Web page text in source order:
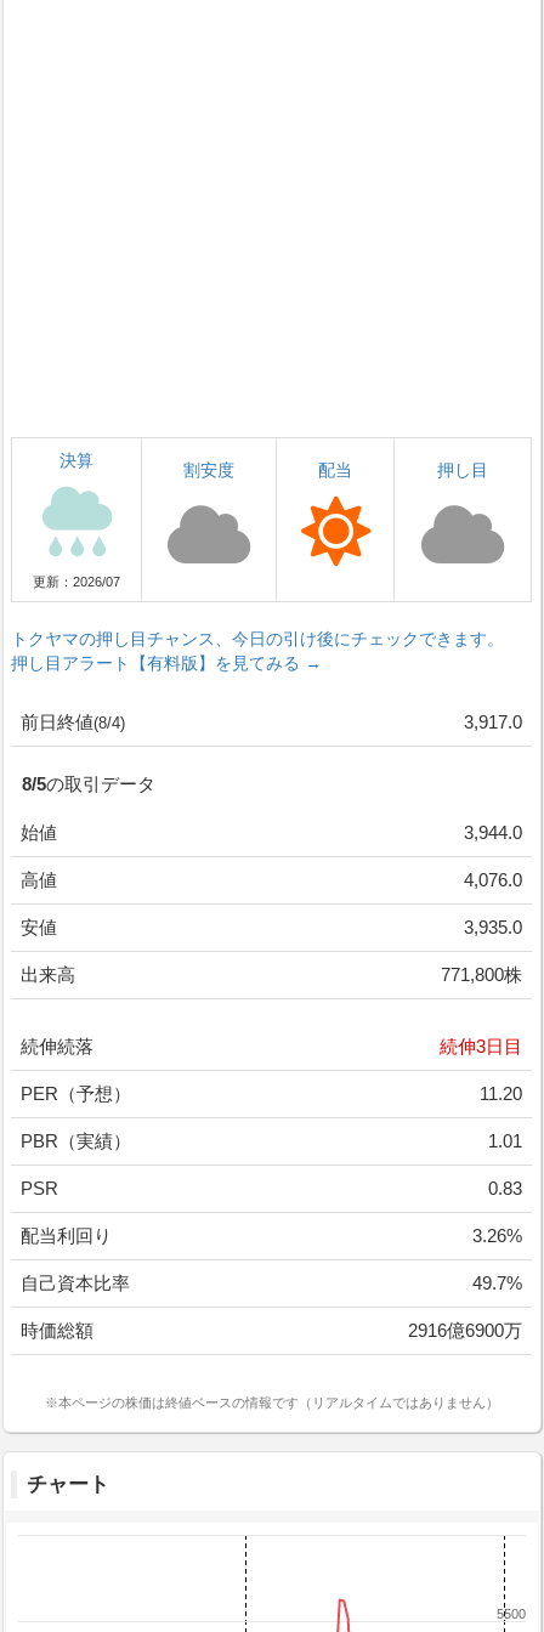
決算
更新：2026/07
割安度 配当 押し目
トクヤマの押し目チャンス、今日の引け後にチェックできます。
押し目アラート【有料版】を見てみる →
前日終値(8/4) 3,917.0
8/5の取引データ
始値 3,944.0
高値 4,076.0
安値 3,935.0
出来高 771,800株
続伸続落 続伸3日目
PER（予想） 11.20
PBR（実績） 1.01
PSR 0.83
配当利回り 3.26%
自己資本比率 49.7%
時価総額 2916億6900万
※本ページの株価は終値ベースの情報です（リアルタイムではありません）
チャート
5500